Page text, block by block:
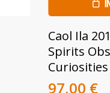
Caol Ila
Spirits
Curiosities
97,00 €